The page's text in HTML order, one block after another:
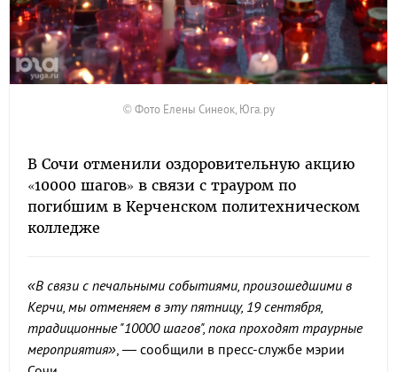
© Фото Елены Синеок, Юга.ру
В Сочи отменили оздоровительную акцию
«10000 шагов» в связи с трауром по
погибшим в Керченском политехническом
колледже
«В связи с печальными событиями, произошедшими в
Керчи, мы отменяем в эту пятницу, 19 сентября,
традиционные "10000 шагов", пока проходят траурные
мероприятия», — сообщили в пресс-службе мэрии